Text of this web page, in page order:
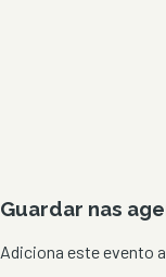
Guardar nas
Adiciona este evento